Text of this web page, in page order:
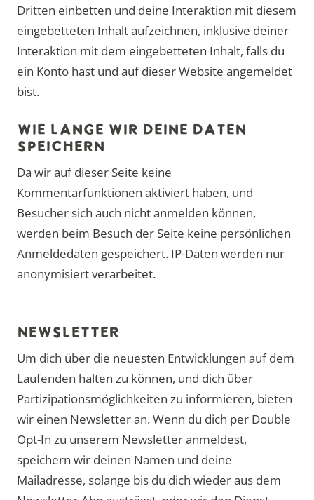
Dritten einbetten und deine Interaktion mit diesem
eingebetteten Inhalt aufzeichnen, inklusive deiner
Interaktion mit dem eingebetteten Inhalt, falls du
ein Konto hast und auf dieser Website angemeldet
bist.
WIE LANGE WIR DEINE DATEN
SPEICHERN
Da wir auf dieser Seite keine
Kommentarfunktionen aktiviert haben, und
Besucher sich auch nicht anmelden können,
werden beim Besuch der Seite keine persönlichen
Anmeldedaten gespeichert. IP-Daten werden nur
anonymisiert verarbeitet.
NEWSLETTER
Um dich über die neuesten Entwicklungen auf dem
Laufenden halten zu können, und dich über
Partizipationsmöglichkeiten zu informieren, bieten
wir einen Newsletter an. Wenn du dich per Double
Opt-In zu unserem Newsletter anmeldest,
speichern wir deinen Namen und deine
Mailadresse, solange bis du dich wieder aus dem